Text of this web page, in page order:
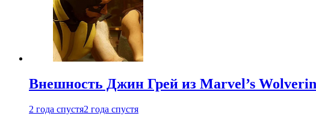
Внешность Джин Грей из Marvel’s
2 года спустя2 года спустя